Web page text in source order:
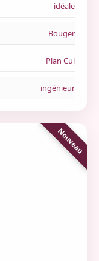
idéale
Bouger
Plan Cul
ingénieur